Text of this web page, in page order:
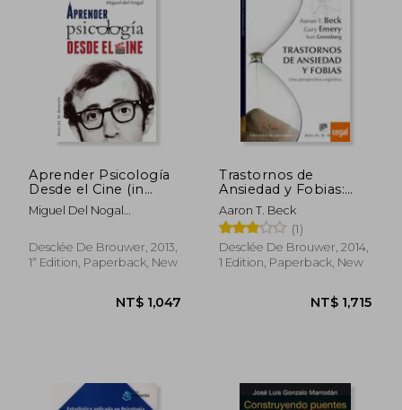
NT$ 1,163 NT$
Aprender Psicología
Desde el Cine (in
Spanish)
Miguel Del Nogal
Del Peral
Desclée De Brouwer, 2013,
1ª Edition, Paperback, New
Trastornos de
Ansiedad y Fobias:
Una Perspectiva
Cognitiva (in Spanish)
Aaron T. Beck
(1)
Desclée De Brouwer, 2014,
1 Edition, Paperback, New